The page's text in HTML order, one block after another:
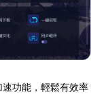
功能，輕鬆有效率